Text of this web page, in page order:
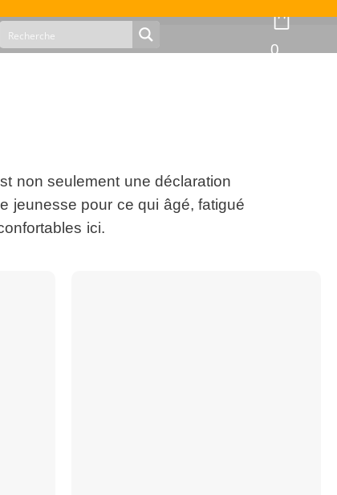
0
non seulement une déclaration
jeunesse pour ce qui âgé, fatigué
ici.